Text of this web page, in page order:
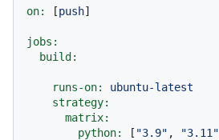
on: [push]
jobs:
build:
runs-on:
ubuntu-latest
strategy:
matrix:
python:
[ "3.9" , "3.11"